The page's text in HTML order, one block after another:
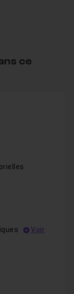
calques ?
tutoriel, toutes
comment
ce
Voir